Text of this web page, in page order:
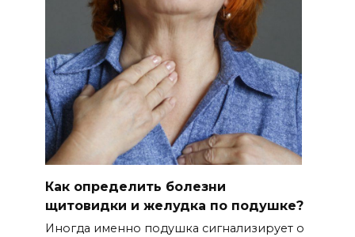
Как определить болезни
щитовидки и желудка по подушке?
Иногда именно подушка сигнализирует о